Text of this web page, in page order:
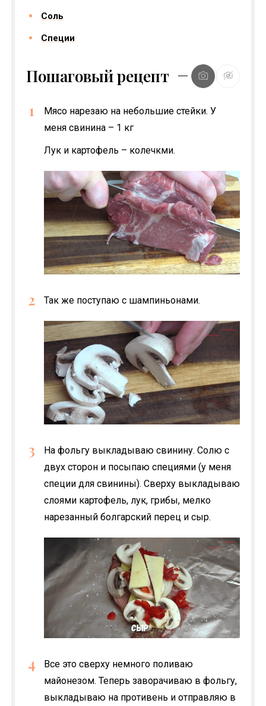
Соль
Специи
Пошаговый рецепт
Мясо нарезаю на небольшие стейки. У
меня свинина – 1 кг
Лук и картофель – колечкми.
Так же поступаю с шампиньонами.
На фольгу выкладываю свинину. Солю с
двух сторон и посыпаю специями (у меня
специи для свинины). Сверху выкладываю
слоями картофель, лук, грибы, мелко
нарезанный болгарский перец и сыр.
Все это сверху немного поливаю
майонезом. Теперь заворачиваю в фольгу,
выкладываю на противень и отправляю в